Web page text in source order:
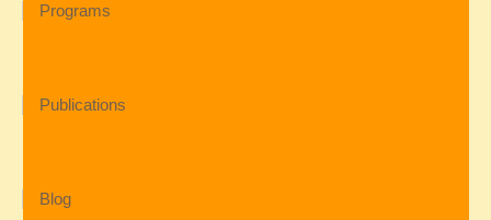
Programs
Publications
Blog